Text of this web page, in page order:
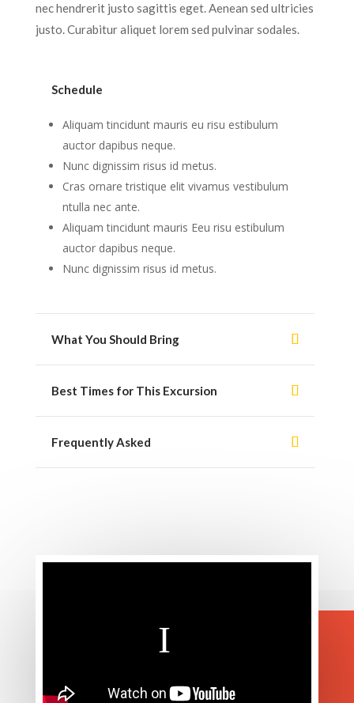
nec hendrerit justo sagittis eget. Aenean sed ultricies
justo. Curabitur aliquet lorem sed pulvinar sodales.
Schedule
Aliquam tincidunt mauris eu risu estibulum
auctor dapibus neque.
Nunc dignissim risus id metus.
Cras ornare tristique elit vivamus vestibulum
ntulla nec ante.
Aliquam tincidunt mauris Eeu risu estibulum
auctor dapibus neque.
Nunc dignissim risus id metus.
What You Should Bring
Best Times for This Excursion
Frequently Asked